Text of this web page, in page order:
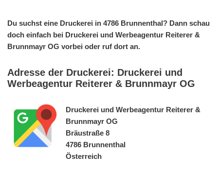
Du suchst eine Druckerei in 4786 Brunnenthal? Dann schau
doch einfach bei Druckerei und Werbeagentur Reiterer &
Brunnmayr OG vorbei oder ruf dort an.
Adresse der Druckerei: Druckerei und
Werbeagentur Reiterer & Brunnmayr OG
Druckerei und Werbeagentur Reiterer &
Brunnmayr OG
Bräustraße 8
4786 Brunnenthal
Österreich